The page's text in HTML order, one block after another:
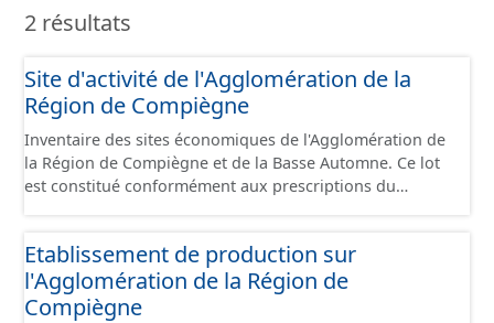
2 résultats
Site d'activité de l'Agglomération de la
Région de Compiègne
Inventaire des sites économiques de l'Agglomération de
la Région de Compiègne et de la Basse Automne. Ce lot
est constitué conformément aux prescriptions du
Etablissement de production sur
l'Agglomération de la Région de
Compiègne